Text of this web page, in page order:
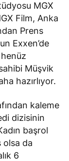
MGX
Film, Anka
Prens
Exxen’de
henüz
Müşvik
hazırlıyor.
kaleme
dizisinin
başrol
olsa da
6